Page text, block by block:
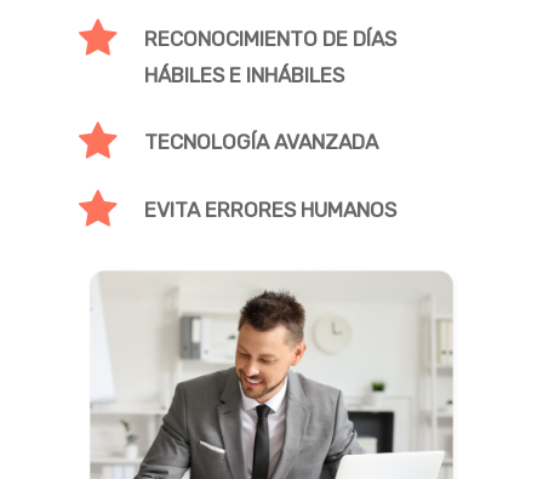
RECONOCIMIENTO DE DÍAS
HÁBILES E INHÁBILES
TECNOLOGÍA AVANZADA
EVITA ERRORES HUMANOS